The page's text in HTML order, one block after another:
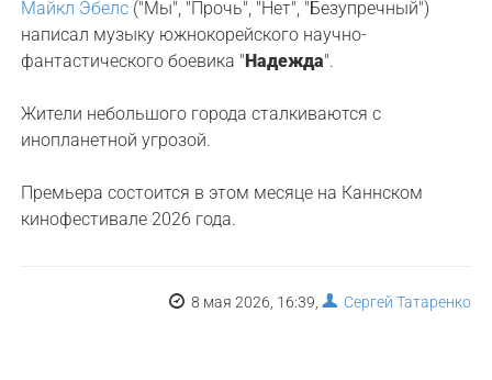
Майкл Эбелс ("Мы", "Прочь", "Нет", "Безупречный")
написал музыку южнокорейского научно-
фантастического боевика "Надежда".
Жители небольшого города сталкиваются с
инопланетной угрозой.
Премьера состоится в этом месяце на Каннском
кинофестивале 2026 года.
8 мая 2026, 16:39, Сергей Татаренко